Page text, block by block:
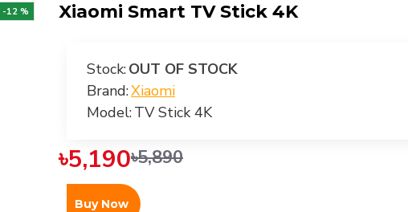
-12 % Xiaomi Smart TV Stick 4K
Stock:OUT OF STOCK
Brand:Xiaomi
Model:TV Stick 4K
৳5,190৳5,890
Buy Now